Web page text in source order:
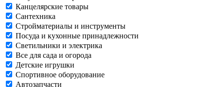
Канцелярские товары
Сантехника
Стройматериалы и инструменты
Посуда и кухонные принадлежности
Светильники и электрика
Все для сада и огорода
Детские игрушки
Спортивное оборудование
Автозапчасти